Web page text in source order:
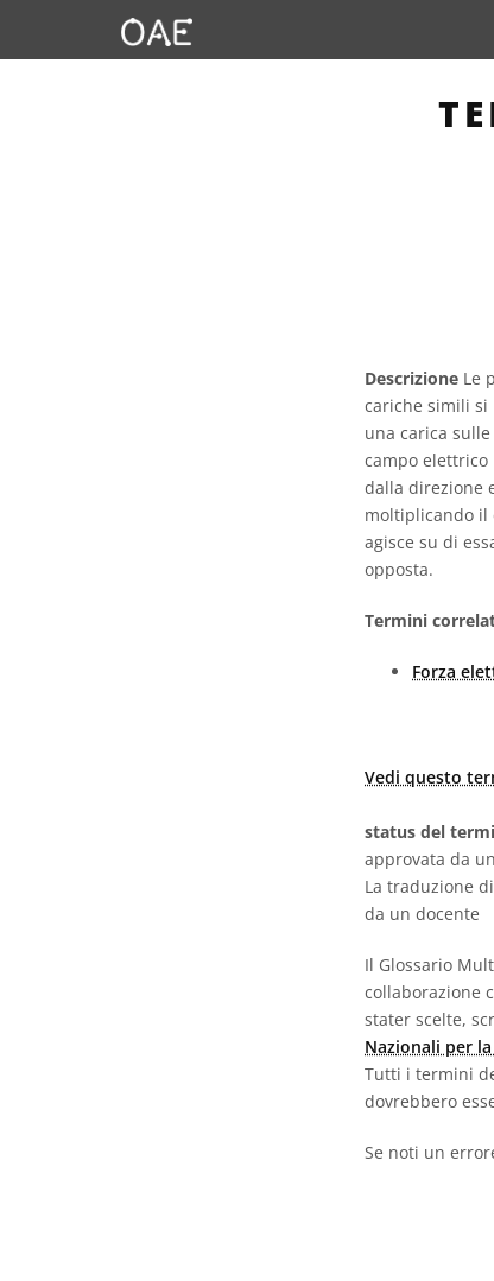
Descrizione Le
cariche simili si
una carica
campo elettrico
dalla direzione
moltiplicando il
agisce su di
opposta.
Termini
Forza
Vedi questo
status del
approvata da
La traduzione
da un docente
Il Glossario
collaborazione
stater scelte,
Nazionali per
Tutti i termini
dovrebbero
Se noti un